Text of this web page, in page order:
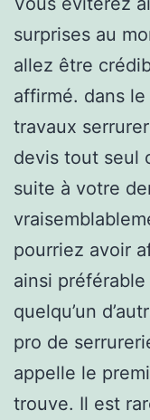
surprises au
allez être
affirmé. dans
travaux
devis tout seul
suite à votre
pourriez avoir
ainsi
quelqu’un
pro de
appelle le
trouve. Il est